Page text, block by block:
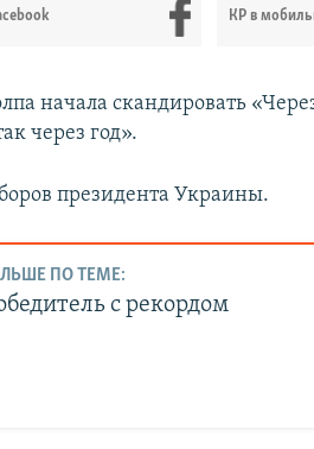
КР в
начала скандировать
через год».
президента Украины.
ПО ТЕМЕ:
с рекордом